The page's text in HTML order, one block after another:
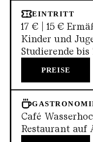
EINTRITT
17 € | 15 €
Kinder und
Studierende bis
PREISE
Café
Restaurant auf